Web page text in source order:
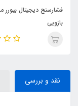
بازویی
نقد و بررسی